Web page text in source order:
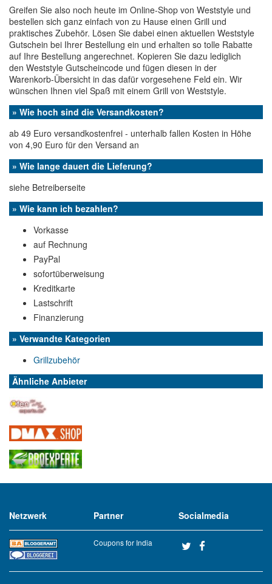
Greifen Sie also noch heute im Online-Shop von Weststyle und
bestellen sich ganz einfach von zu Hause einen Grill und
praktisches Zubehör. Lösen Sie dabei einen aktuellen Weststyle
Gutschein bei Ihrer Bestellung ein und erhalten so tolle Rabatte
auf Ihre Bestellung angerechnet. Kopieren Sie dazu lediglich
den Weststyle Gutscheincode und fügen diesen in der
Warenkorb-Übersicht in das dafür vorgesehene Feld ein. Wir
wünschen Ihnen viel Spaß mit einem Grill von Weststyle.
» Wie hoch sind die Versandkosten?
ab 49 Euro versandkostenfrei - unterhalb fallen Kosten in Höhe
von 4,90 Euro für den Versand an
» Wie lange dauert die Lieferung?
siehe Betreiberseite
» Wie kann ich bezahlen?
Vorkasse
auf Rechnung
PayPal
sofortüberweisung
Kreditkarte
Lastschrift
Finanzierung
» Verwandte Kategorien
Grillzubehör
Ähnliche Anbieter
Netzwerk Partner
Coupons for India
Socialmedia